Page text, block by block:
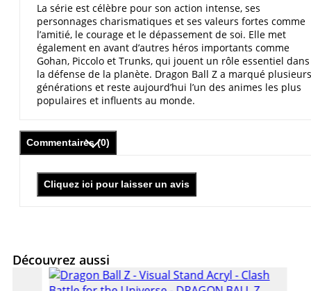
La série est célèbre pour son action intense, ses
personnages charismatiques et ses valeurs fortes comme
l’amitié, le courage et le dépassement de soi. Elle met
également en avant d’autres héros importants comme
Gohan, Piccolo et Trunks, qui jouent un rôle essentiel dans
la défense de la planète. Dragon Ball Z a marqué plusieurs
générations et reste aujourd’hui l’un des animes les plus
populaires et influents au monde.
Commentaires (0)
Cliquez ici pour laisser un avis
Découvrez aussi